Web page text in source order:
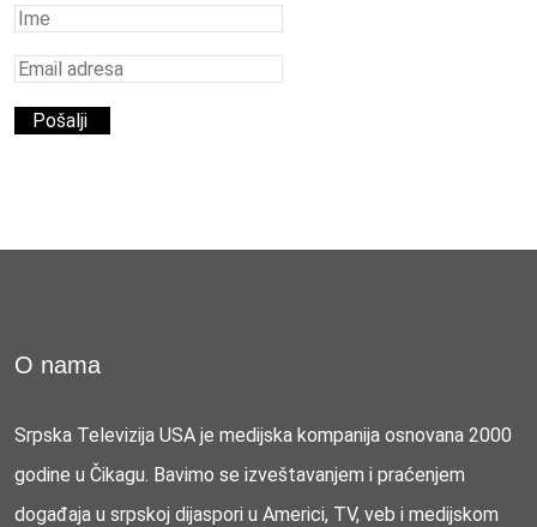
O nama
Srpska Televizija USA je medijska kompanija osnovana 2000
godine u Čikagu. Bavimo se izveštavanjem i praćenjem
događaja u srpskoj dijaspori u Americi, TV, veb i medijskom